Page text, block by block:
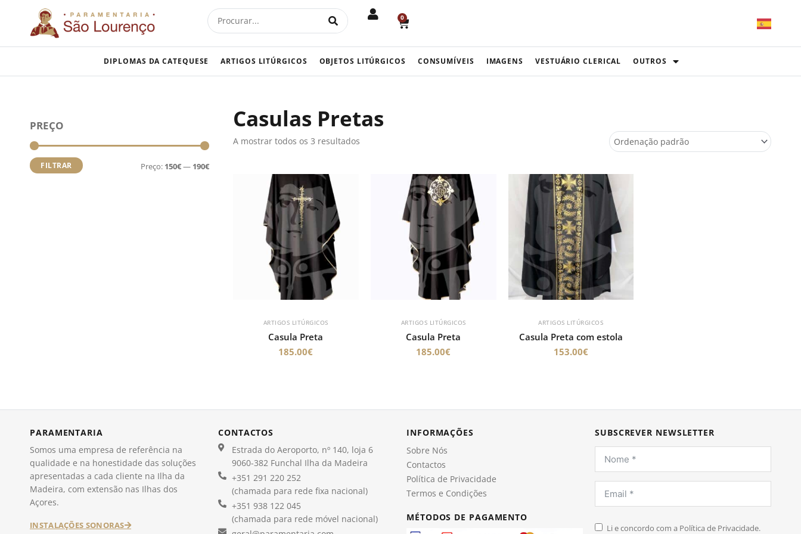
content
Procurar 0
CART
DIPLOMAS DA CATEQUESE ARTIGOS LITÚRGICOS OBJETOS LITÚRGICOS CONSUMÍVEIS IMAGENS VESTUÁRIO CLERICAL OUTROS
PREÇO
FILTRAR Preço: 150€— 190€
Casulas Pretas
A mostrar todos os 3 resultados
ARTIGOS LITÚRGICOS
Casula Preta
185.00€
ARTIGOS LITÚRGICOS
Casula Preta
185.00€
ARTIGOS LITÚRGICOS
Casula Preta com estola
153.00€
PARAMENTARIA
Somos uma empresa de referência na
qualidade e na honestidade das soluções
apresentadas a cada cliente na Ilha da
Madeira, com extensão nas Ilhas dos
Açores.
INSTALAÇÕES SONORAS
CONTACTOS
Estrada do Aeroporto, nº 140, loja 6
9060-382 Funchal Ilha da Madeira
+351 291 220 252
(chamada para rede fixa nacional)
+351 938 122 045
(chamada para rede móvel nacional)
INFORMAÇÕES
Sobre Nós
Contactos
Política de Privacidade
Termos e Condições
MÉTODOS DE PAGAMENTO
SUBSCREVER NEWSLETTER
Li e concordo com a Política de Privacidade.